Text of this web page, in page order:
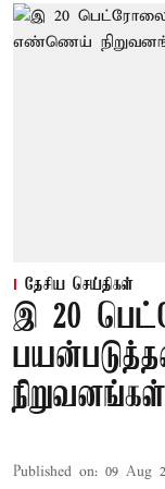
தேசிய செய்திகள்
இ 20
Published on: 09 Aug